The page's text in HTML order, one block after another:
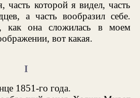
часть которой я видел, часть
а часть вообразил себе.
как она сложилась в моем
вот какая.
I
1851-го года.